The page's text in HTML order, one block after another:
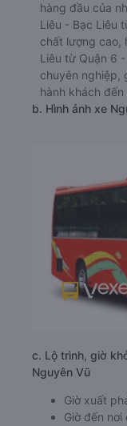
hàng đầu của
Liêu - Bạc Liêu
chất lượng cao,
Liêu từ Quận 6
chuyên nghiệp,
hành khách
b. Hình ảnh xe
c. Lộ trình, giờ
Nguyên Vũ
Giờ xuất
Giờ đến